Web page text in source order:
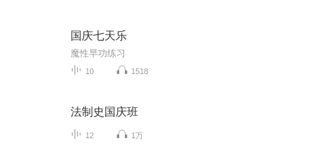
国庆七天乐
魔性早功练习
10 1518
法制史国庆班
12 1万